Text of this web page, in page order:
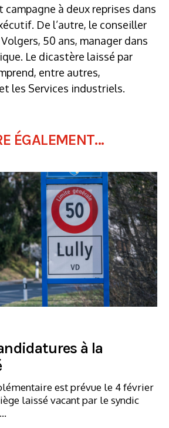
campagne à deux reprises dans
De l’autre, le conseiller
50 ans, manager dans
Le dicastère laissé par
entre autres,
les Services industriels.
ÉGALEMENT...
à la
est prévue le 4 février
laissé vacant par le syndic